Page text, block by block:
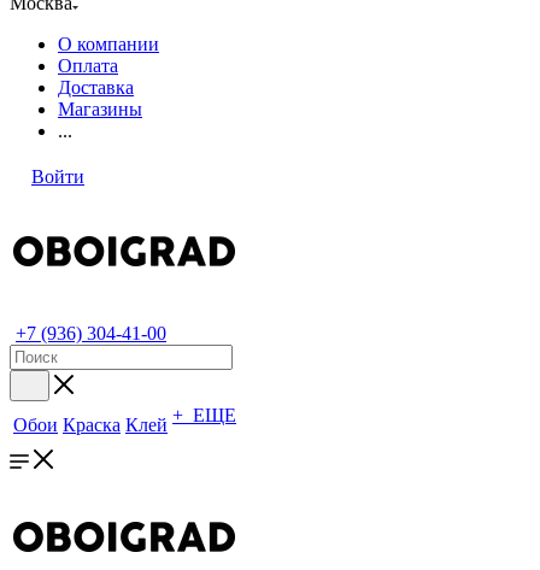
О компании
Оплата
Доставка
Магазины
...
Войти
+7 (936) 304-41-00
Обои Краска Клей + ЕЩЕ